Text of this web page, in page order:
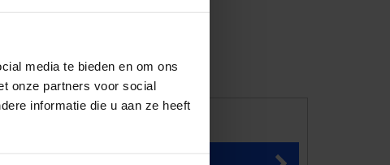
media te bieden en om ons
onze partners voor social
informatie die u aan ze heeft